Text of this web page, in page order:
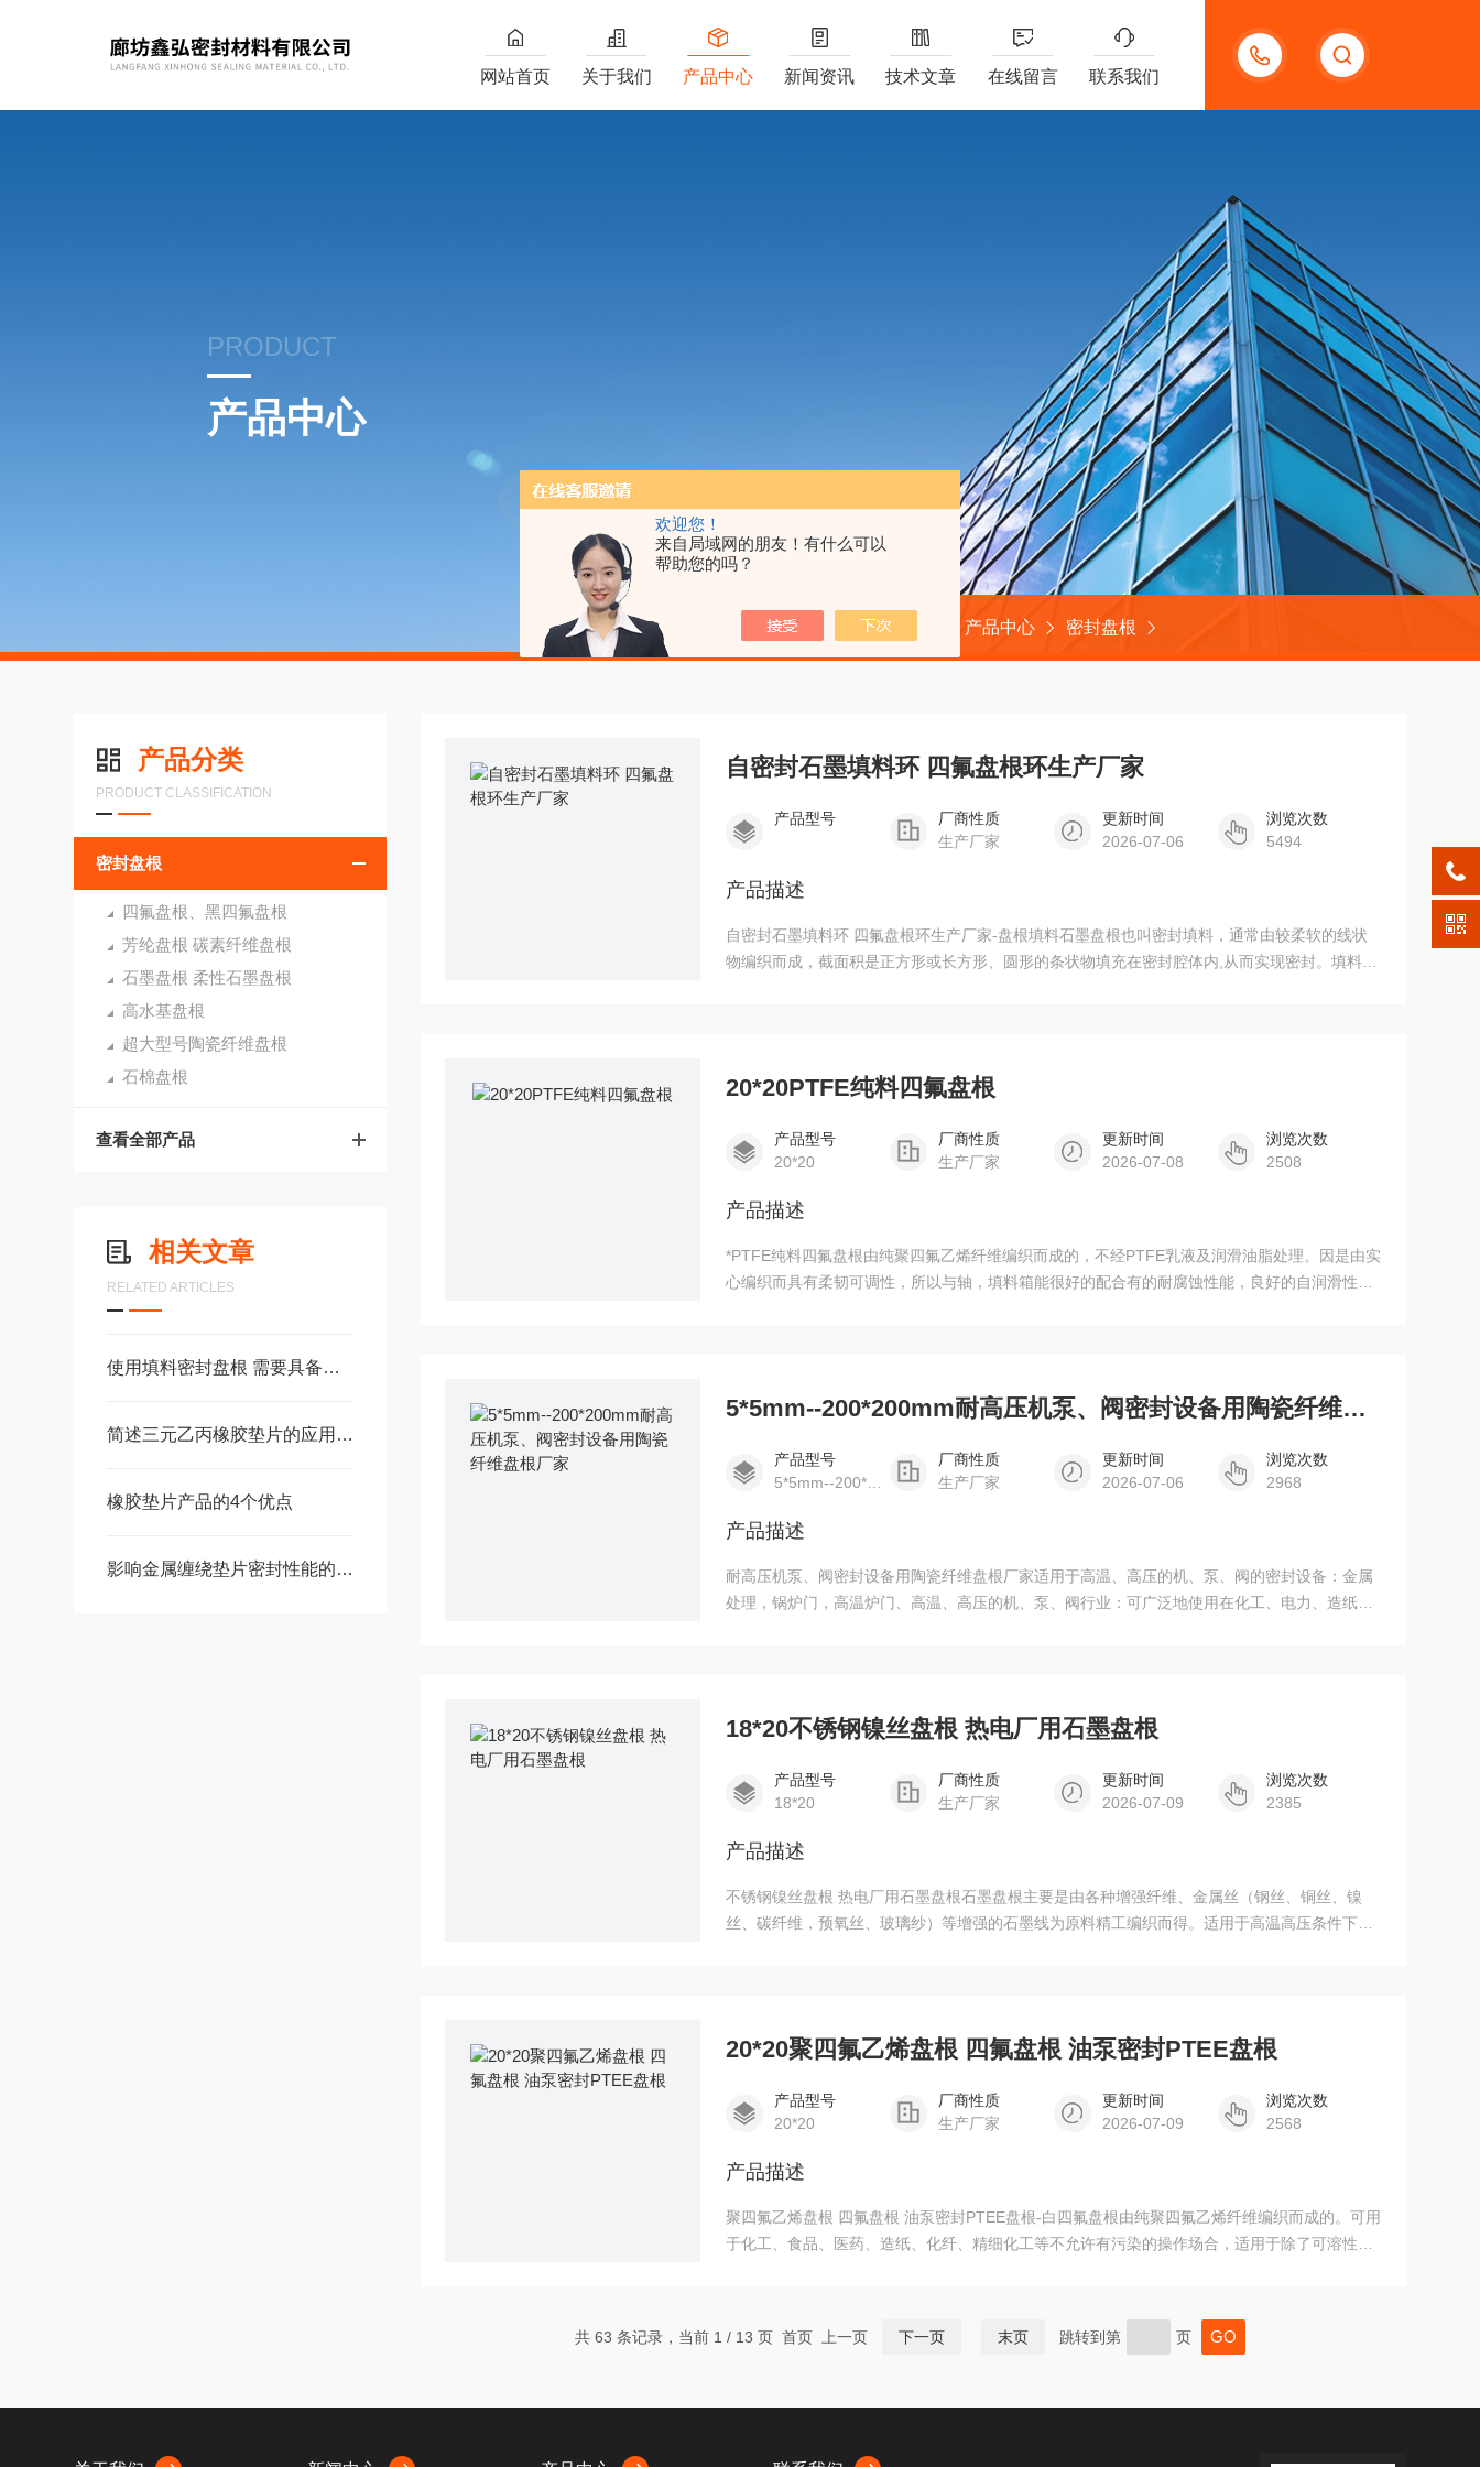
欢迎您！
来自局域网的朋友！有什么可以
帮助您的吗？
13191957898
网站首页 关于我们 产品中心 新闻资讯 技术文章 在线留言 联系我们
PRODUCT
产品中心
当前位置： 产品中心 密封盘根
产品分类
PRODUCT CLASSIFICATION
密封盘根
四氟盘根、黑四氟盘根
芳纶盘根 碳素纤维盘根
石墨盘根 柔性石墨盘根
高水基盘根
超大型号陶瓷纤维盘根
石棉盘根
查看全部产品
相关文章
RELATED ARTICLES
使用填料密封盘根 需要具备的特性
简述三元乙丙橡胶垫片的应用范围
橡胶垫片产品的4个优点
影响金属缠绕垫片密封性能的因素有哪些
自密封石墨填料环 四氟盘根环生产厂家
产品型号
厂商性质
生产厂家
更新时间
2026-07-06
浏览次数
5494
产品描述
自密封石墨填料环 四氟盘根环生产厂家-盘根填料石墨盘根也叫密封填料，通常由较柔软的线状
物编织而成，截面积是正方形或长方形、圆形的条状物填充在密封腔体内,从而实现密封。填料密
20*20PTFE纯料四氟盘根
产品型号
20*20
厂商性质
生产厂家
更新时间
2026-07-08
浏览次数
2508
产品描述
*PTFE纯料四氟盘根由纯聚四氟乙烯纤维编织而成的，不经PTFE乳液及润滑油脂处理。因是由实
心编织而具有柔韧可调性，所以与轴，填料箱能很好的配合有的耐腐蚀性能，良好的自润滑性和
5*5mm--200*200mm耐高压机泵、阀密封设备用陶瓷纤维盘根厂家
产品型号
5*5mm--200*200mm
厂商性质
生产厂家
更新时间
2026-07-06
浏览次数
2968
产品描述
耐高压机泵、阀密封设备用陶瓷纤维盘根厂家适用于高温、高压的机、泵、阀的密封设备：金属
处理，锅炉门，高温炉门、高温、高压的机、泵、阀行业：可广泛地使用在化工、电力、造纸、
18*20不锈钢镍丝盘根 热电厂用石墨盘根
产品型号
18*20
厂商性质
生产厂家
更新时间
2026-07-09
浏览次数
2385
产品描述
不锈钢镍丝盘根 热电厂用石墨盘根石墨盘根主要是由各种增强纤维、金属丝（钢丝、铜丝、镍
丝、碳纤维，预氧丝、玻璃纱）等增强的石墨线为原料精工编织而得。适用于高温高压条件下的
20*20聚四氟乙烯盘根 四氟盘根 油泵密封PTEE盘根
产品型号
20*20
厂商性质
生产厂家
更新时间
2026-07-09
浏览次数
2568
产品描述
聚四氟乙烯盘根 四氟盘根 油泵密封PTEE盘根-白四氟盘根由纯聚四氟乙烯纤维编织而成的。可用
于化工、食品、医药、造纸、化纤、精细化工等不允许有污染的操作场合，适用于除了可溶性碱
共 63 条记录，当前 1 / 13 页 首页 上一页
下一页 末页 跳转到第 页